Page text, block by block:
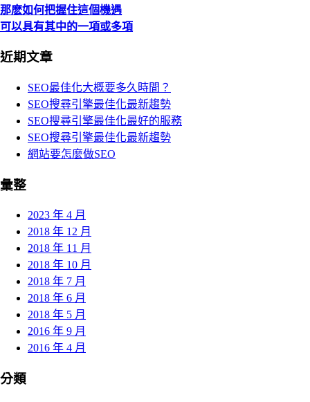
那麽如何把握住這個機遇
可以具有其中的一項或多項
近期文章
SEO最佳化大概要多久時間？
SEO搜尋引擎最佳化最新趨勢
SEO搜尋引擎最佳化最好的服務
SEO搜尋引擎最佳化最新趨勢
網站要怎麼做SEO
彙整
2023 年 4 月
2018 年 12 月
2018 年 11 月
2018 年 10 月
2018 年 7 月
2018 年 6 月
2018 年 5 月
2016 年 9 月
2016 年 4 月
分類